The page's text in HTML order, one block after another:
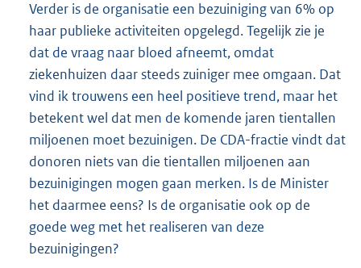
Verder is de organisatie een bezuiniging van 6% op
haar publieke activiteiten opgelegd. Tegelijk zie je
dat de vraag naar bloed afneemt, omdat
ziekenhuizen daar steeds zuiniger mee omgaan. Dat
vind ik trouwens een heel positieve trend, maar het
betekent wel dat men de komende jaren tientallen
miljoenen moet bezuinigen. De CDA-fractie vindt dat
donoren niets van die tientallen miljoenen aan
bezuinigingen mogen gaan merken. Is de Minister
het daarmee eens? Is de organisatie ook op de
goede weg met het realiseren van deze
bezuinigingen?